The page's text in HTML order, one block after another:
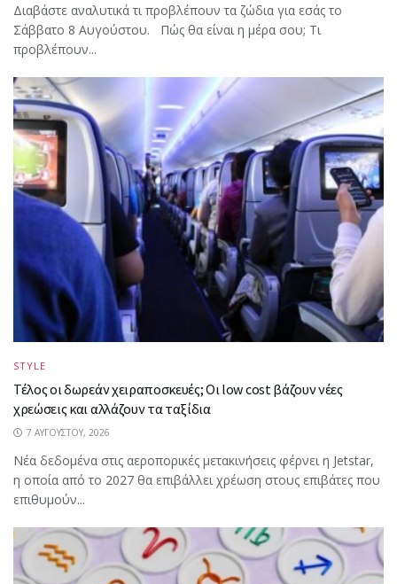
Διαβάστε αναλυτικά τι προβλέπουν τα ζώδια για εσάς το
Σάββατο 8 Αυγούστου. Πώς θα είναι η μέρα σου; Τι
προβλέπουν...
STYLE
Τέλος οι δωρεάν χειραποσκευές; Οι low cost βάζουν νέες
χρεώσεις και αλλάζουν τα ταξίδια
7 ΑΥΓΟΎΣΤΟΥ, 2026
Νέα δεδομένα στις αεροπορικές μετακινήσεις φέρνει η Jetstar,
η οποία από το 2027 θα επιβάλλει χρέωση στους επιβάτες που
επιθυμούν...